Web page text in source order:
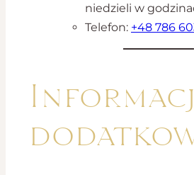
niedzieli w
Telefon: +48 786